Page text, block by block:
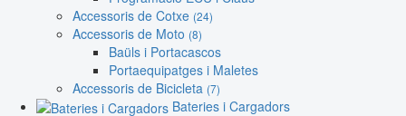
Accessoris de Cotxe (24)
Accessoris de Moto (8)
Baüls i Portacascos
Portaequipatges i Maletes
Accessoris de Bicicleta (7)
Bateries i Cargadors